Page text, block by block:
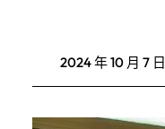
2024 年 10 月 7 日